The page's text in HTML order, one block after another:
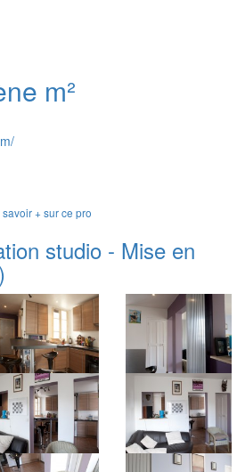
m²
savoir + sur ce pro
studio - Mise en